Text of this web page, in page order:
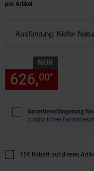
pro Artikel
Ausführung: Kiefer
NUR
626,00*
Garantieverlängerung
zusätzlichen
Promotion "15€ Rabatt auf
15€ Rabatt auf diesen